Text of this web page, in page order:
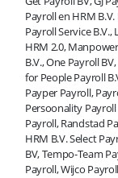
Payroll en HRM
Payroll Service
HRM 2.0,
B.V., One Payroll
for People Payroll
Payper Payroll,
Persoonality Payroll
Payroll, Randstad
HRM B.V. Select
BV, Tempo-Team
Payroll, Wijco